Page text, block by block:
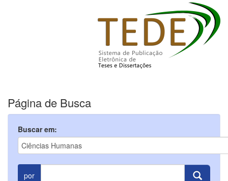
Página de Busca
Buscar em:
por